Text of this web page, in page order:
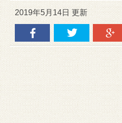
2019年5月14日 更新